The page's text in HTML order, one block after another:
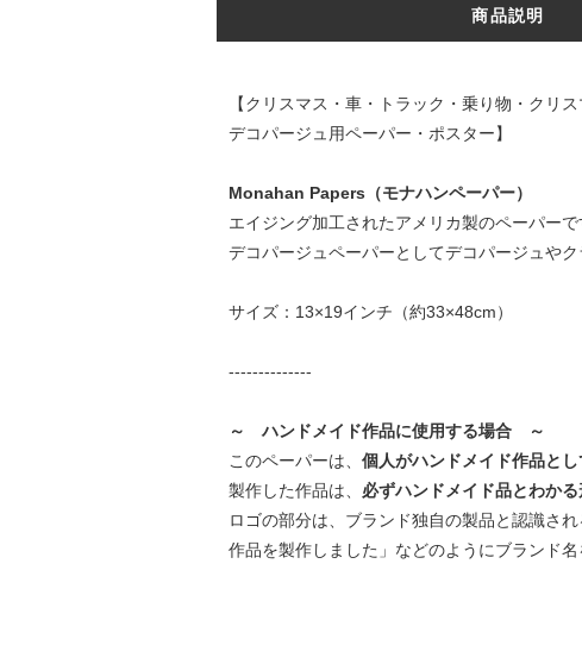
商品説明
【クリスマス・車・トラック・乗り物・クリ
デコパージュ用ペーパー・ポスター】
Monahan Papers（モナハンペーパー）
エイジング加工されたアメリカ製のペーパー
デコパージュペーパーとしてデコパージュや
サイズ：13×19インチ（約33×48cm）
--------------
～ ハンドメイド作品に使用する場合 ～
このペーパーは、 個人がハンドメイド作品と
製作した作品は、 必ずハンドメイド品とわかる
ロゴの部分は、ブランド独自の製品と認識さ
作品を製作しました」などのようにブランド名